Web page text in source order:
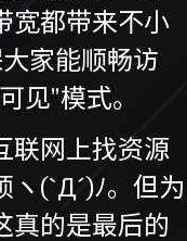
宽都带来不小
家能顺畅访
见”模式。
联网上找资源
ヽ(`Д´)ﾉ。但为
真的是最后的